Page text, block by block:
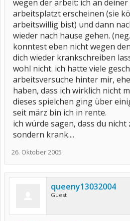
wegen der arbeit: ich an
arbeitsplatzt erscheinen (sie
arbeitswillig bist) und dann
wieder nach hause gehen.
konntest eben nicht wegen
dich wieder krankschreiben
wohl nicht. ich hatte viele
arbeitsversuche hinter mir,
haben, dass ich wirklich nicht
dieses spielchen ging über
seit märz bin ich in rente.
ich würde sagen, dass du
sondern krank....
26. Oktober 2005
queeny13032004
Guest